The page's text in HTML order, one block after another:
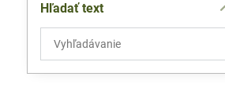
Hľadať text
Prehľadať
výsledky
filtra